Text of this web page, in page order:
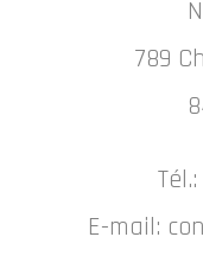
789
E-mail: